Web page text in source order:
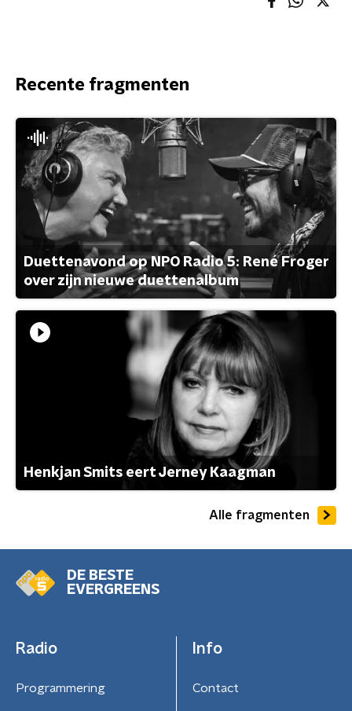
Recente fragmenten
Duettenavond op NPO Radio 5: René Froger
over zijn nieuwe duettenalbum
Henkjan Smits eert Jerney Kaagman
Alle fragmenten
DE BESTE
EVERGREENS
Radio
Programmering
Info
Contact